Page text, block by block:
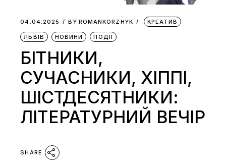
04.04.2025 BY ROMANKORZHYK КРЕАТИВ
ЛЬВІВ НОВИНИ ПОДІЇ
БІТНИКИ,
СУЧАСНИКИ, ХІППІ,
ШІСТДЕСЯТНИКИ:
ЛІТЕРАТУРНИЙ ВЕЧІР
SHARE